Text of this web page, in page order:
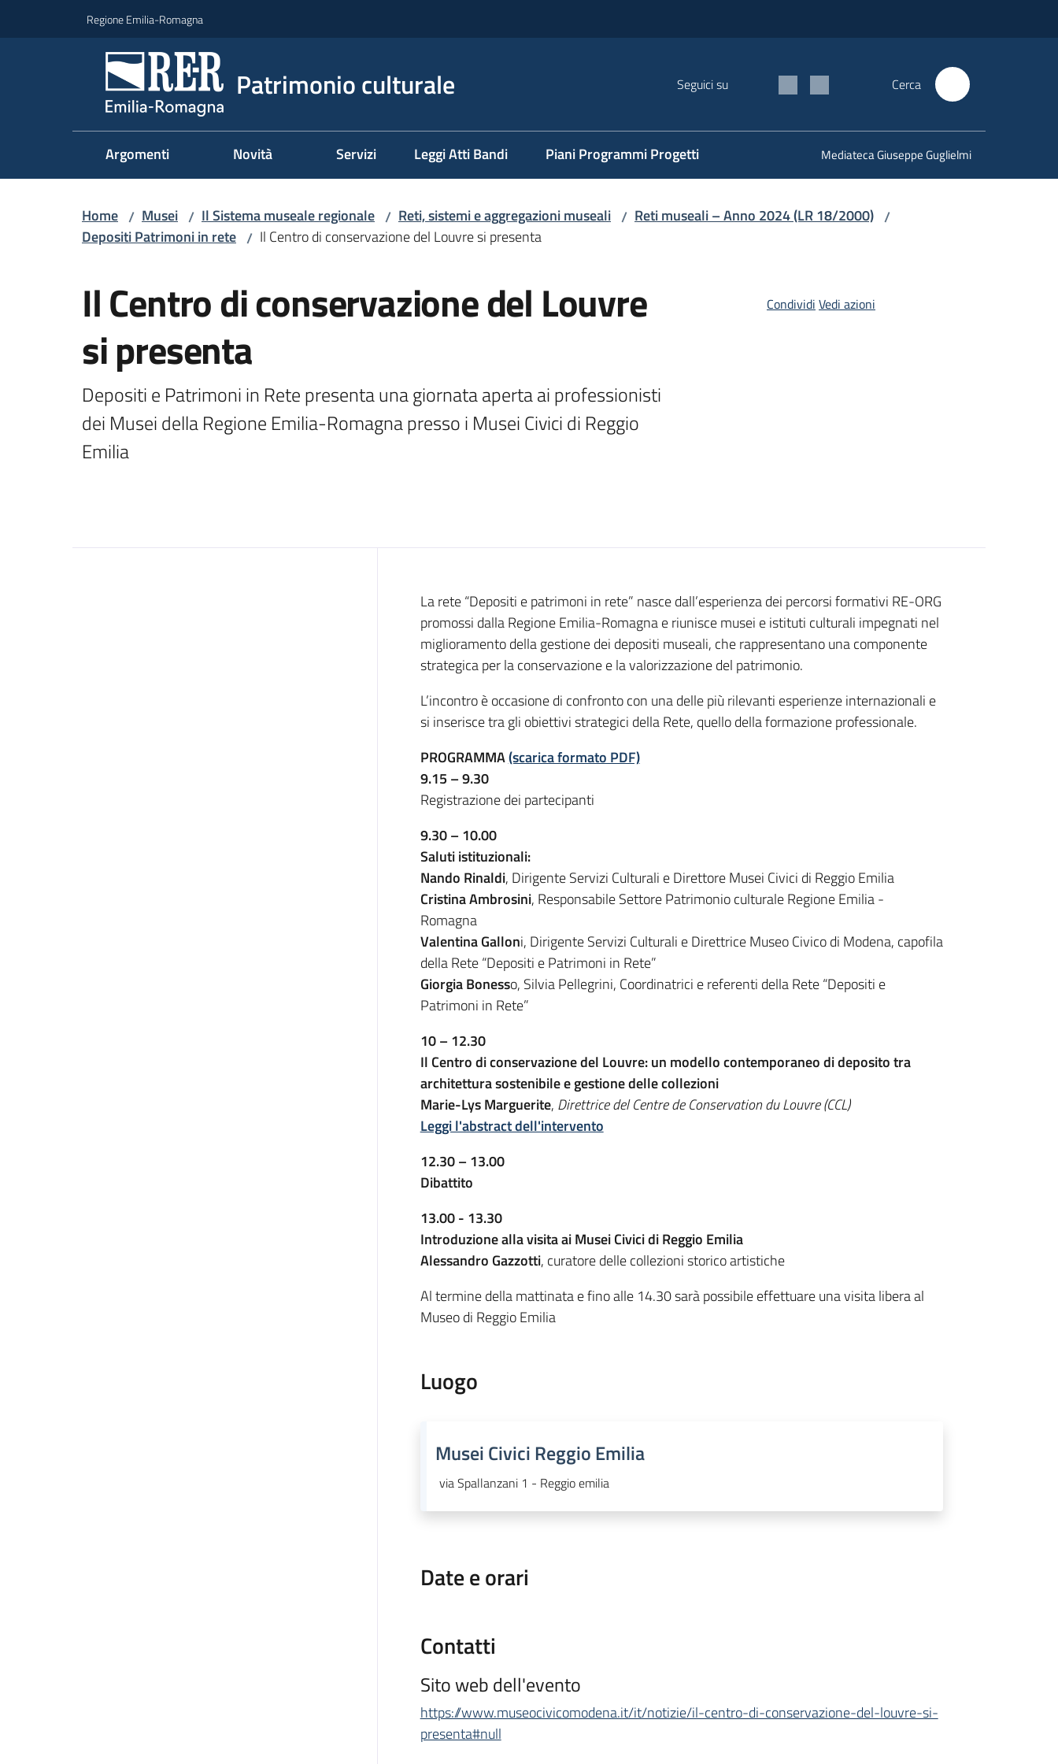
Regione Emilia-Romagna
Patrimonio culturale Seguici su Cerca
Argomenti Novità Servizi Leggi Atti Bandi Piani Programmi Progetti Mediateca Giuseppe Guglielmi
Home / Musei / Il Sistema museale regionale / Reti, sistemi e aggregazioni museali / Reti museali – Anno 2024 (LR 18/2000) /
Depositi Patrimoni in rete / Il Centro di conservazione del Louvre si presenta
Il Centro di conservazione del Louvre
si presenta
Depositi e Patrimoni in Rete presenta una giornata aperta ai professionisti
dei Musei della Regione Emilia-Romagna presso i Musei Civici di Reggio
Emilia
Condividi Vedi azioni
Cos'è
La rete “Depositi e patrimoni in rete” nasce dall’esperienza dei percorsi formativi RE-ORG
promossi dalla Regione Emilia-Romagna e riunisce musei e istituti culturali impegnati nel
miglioramento della gestione dei depositi museali, che rappresentano una componente
strategica per la conservazione e la valorizzazione del patrimonio.
L’incontro è occasione di confronto con una delle più rilevanti esperienze internazionali e
si inserisce tra gli obiettivi strategici della Rete, quello della formazione professionale.
PROGRAMMA(scarica formato PDF)
9.15 – 9.30
Registrazione dei partecipanti
9.30 – 10.00
Saluti istituzionali:
Nando Rinaldi, Dirigente Servizi Culturali e Direttore Musei Civici di Reggio Emilia
Cristina Ambrosini, Responsabile Settore Patrimonio culturale Regione Emilia -
Romagna
Valentina Galloni, Dirigente Servizi Culturali e Direttrice Museo Civico di Modena, capofila
della Rete “Depositi e Patrimoni in Rete”
Giorgia Bonesso, Silvia Pellegrini, Coordinatrici e referenti della Rete “Depositi e
Patrimoni in Rete”
10 – 12.30
Il Centro di conservazione del Louvre: un modello contemporaneo di deposito tra
architettura sostenibile e gestione delle collezioni
Marie-Lys Marguerite, Direttrice del Centre de Conservation du Louvre (CCL)
Leggi l'abstract dell'intervento
12.30 – 13.00
Dibattito
13.00 - 13.30
Introduzione alla visita ai Musei Civici di Reggio Emilia
Alessandro Gazzotti, curatore delle collezioni storico artistiche
Al termine della mattinata e fino alle 14.30 sarà possibile effettuare una visita libera al
Museo di Reggio Emilia
Luogo
Musei Civici Reggio Emilia
via Spallanzani 1 - Reggio emilia
Date e orari
Contatti
Sito web dell'evento
https://www.museocivicomodena.it/it/notizie/il-centro-di-conservazione-del-louvre-si-
presenta#null